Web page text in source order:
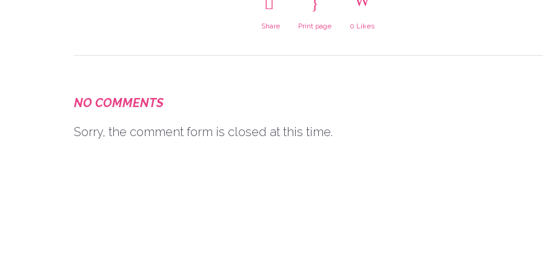
Share Print page 0 Likes
NO COMMENTS
Sorry, the comment form is closed at this time.